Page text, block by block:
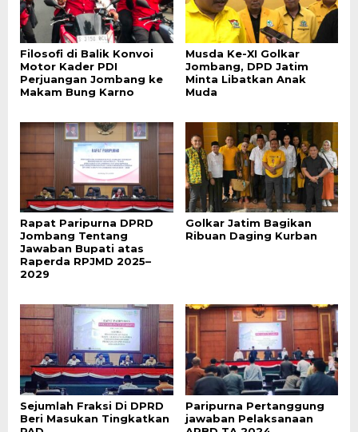
Filosofi di Balik Konvoi
Motor Kader PDI
Perjuangan Jombang ke
Makam Bung Karno
Musda Ke-XI Golkar
Jombang, DPD Jatim
Minta Libatkan Anak
Muda
Rapat Paripurna DPRD
Jombang Tentang
Jawaban Bupati atas
Raperda RPJMD 2025–
2029
Golkar Jatim Bagikan
Ribuan Daging Kurban
Sejumlah Fraksi Di DPRD
Beri Masukan Tingkatkan
Paripurna Pertanggung
jawaban Pelaksanaan